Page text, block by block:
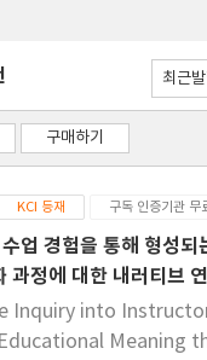
구매하기
KCI 등재 구독 인증기관 무
업 경험을 통해 형성되
과정에 대한 내러티브
Inquiry into
Meaning